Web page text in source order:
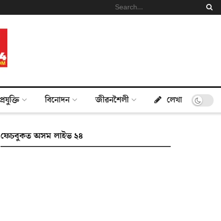
প্ৰযুক্তি বিনোদন জীৱনশৈলী লেখা
ফেচবুকত অসম লাইভ ২৪